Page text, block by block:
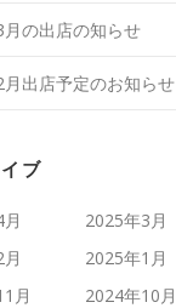
の出店の知らせ
出店予定のお知らせ
ブ
2025年3月
2025年1月
月
2024年10月